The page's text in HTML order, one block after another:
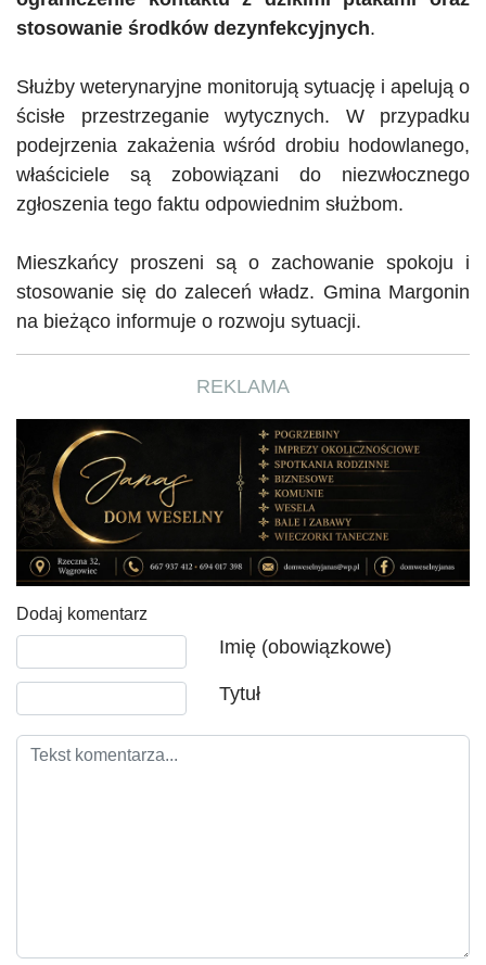
stosowanie środków dezynfekcyjnych.
Służby weterynaryjne monitorują sytuację i apelują o
ścisłe przestrzeganie wytycznych. W przypadku
podejrzenia zakażenia wśród drobiu hodowlanego,
właściciele są zobowiązani do niezwłocznego
zgłoszenia tego faktu odpowiednim służbom.
Mieszkańcy proszeni są o zachowanie spokoju i
stosowanie się do zaleceń władz. Gmina Margonin
na bieżąco informuje o rozwoju sytuacji.
REKLAMA
Dodaj komentarz
Imię (obowiązkowe)
Tytuł